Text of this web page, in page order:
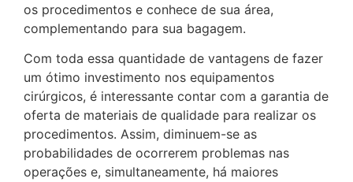
os procedimentos e conhece de sua área,
complementando para sua bagagem.
Com toda essa quantidade de vantagens de fazer
um ótimo investimento nos equipamentos
cirúrgicos, é interessante contar com a garantia de
oferta de materiais de qualidade para realizar os
procedimentos. Assim, diminuem-se as
probabilidades de ocorrerem problemas nas
operações e, simultaneamente, há maiores